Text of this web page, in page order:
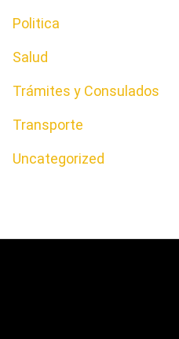
Politica
Salud
Trámites y Consulados
Transporte
Uncategorized